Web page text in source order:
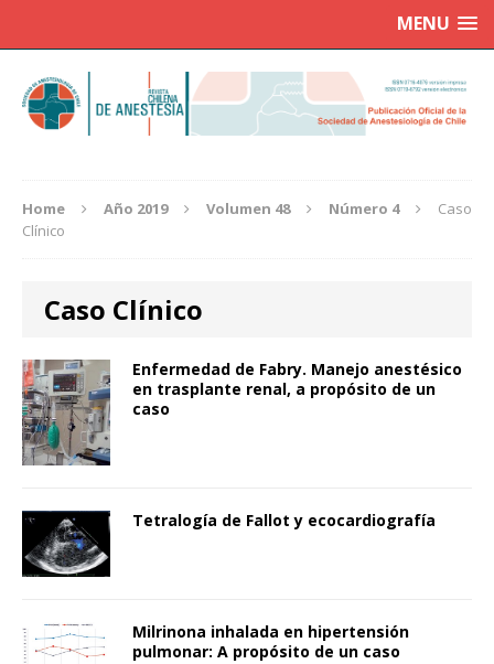
MENU
Home Año 2019 Volumen 48 Número 4
Caso
Clínico
Caso Clínico
Enfermedad de Fabry. Manejo anestésico
en trasplante renal, a propósito de un
caso
Tetralogía de Fallot y ecocardiografía
Milrinona inhalada en hipertensión
pulmonar: A propósito de un caso